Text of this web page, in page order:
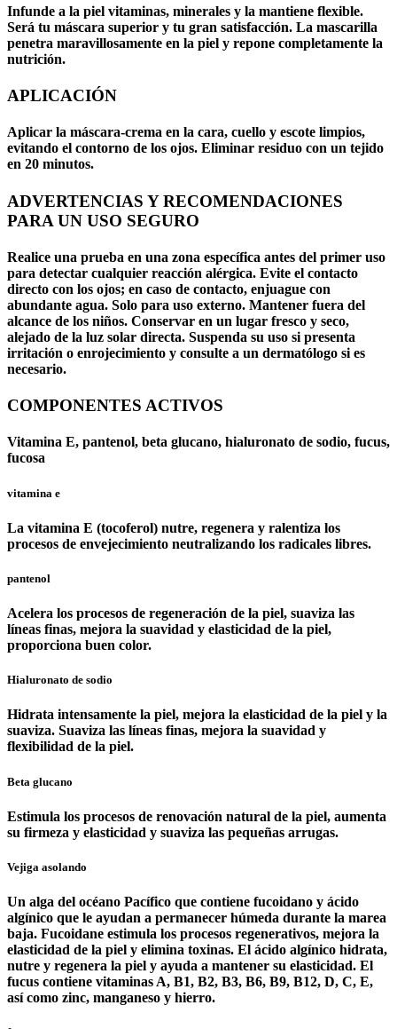
Infunde a la piel vitaminas, minerales y la mantiene flexible.
Será tu máscara superior y tu gran satisfacción. La mascarilla
penetra maravillosamente en la piel y repone completamente la
nutrición.
APLICACIÓN
Aplicar la máscara-crema en la cara, cuello y escote limpios,
evitando el contorno de los ojos. Eliminar residuo con un tejido
en 20 minutos.
ADVERTENCIAS Y RECOMENDACIONES
PARA UN USO SEGURO
Realice una prueba en una zona específica antes del primer uso
para detectar cualquier reacción alérgica. Evite el contacto
directo con los ojos; en caso de contacto, enjuague con
abundante agua. Solo para uso externo. Mantener fuera del
alcance de los niños. Conservar en un lugar fresco y seco,
alejado de la luz solar directa. Suspenda su uso si presenta
irritación o enrojecimiento y consulte a un dermatólogo si es
necesario.
COMPONENTES ACTIVOS
Vitamina E, pantenol, beta glucano, hialuronato de sodio, fucus,
fucosa
vitamina e
La vitamina E (tocoferol) nutre, regenera y ralentiza los
procesos de envejecimiento neutralizando los radicales libres.
pantenol
Acelera los procesos de regeneración de la piel, suaviza las
líneas finas, mejora la suavidad y elasticidad de la piel,
proporciona buen color.
Hialuronato de sodio
Hidrata intensamente la piel, mejora la elasticidad de la piel y la
suaviza. Suaviza las líneas finas, mejora la suavidad y
flexibilidad de la piel.
Beta glucano
Estimula los procesos de renovación natural de la piel, aumenta
su firmeza y elasticidad y suaviza las pequeñas arrugas.
Vejiga asolando
Un alga del océano Pacífico que contiene fucoidano y ácido
algínico que le ayudan a permanecer húmeda durante la marea
baja. Fucoidane estimula los procesos regenerativos, mejora la
elasticidad de la piel y elimina toxinas. El ácido algínico hidrata,
nutre y regenera la piel y ayuda a mantener su elasticidad. El
fucus contiene vitaminas A, B1, B2, B3, B6, B9, B12, D, C, E,
así como zinc, manganeso y hierro.